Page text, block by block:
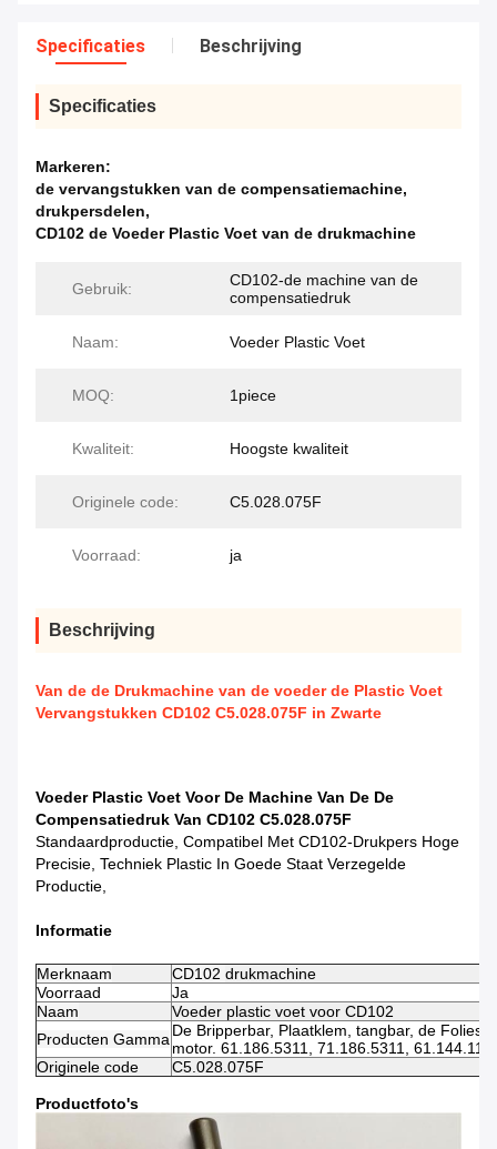
Specificaties Beschrijving
Specificaties
Markeren:
de vervangstukken van de compensatiemachine,
drukpersdelen,
CD102 de Voeder Plastic Voet van de drukmachine
Gebruik:
CD102-de machine van de
compensatiedruk
Naam: Voeder Plastic Voet
MOQ: 1piece
Kwaliteit: Hoogste kwaliteit
Originele code: C5.028.075F
Voorraad: ja
Beschrijving
Van de de Drukmachine van de voeder de Plastic Voet
Vervangstukken CD102 C5.028.075F in Zwarte
Voeder Plastic Voet Voor De Machine Van De De
Compensatiedruk Van CD102 C5.028.075F
Standaardproductie, Compatibel Met CD102-Drukpers Hoge
Precisie, Techniek Plastic In Goede Staat Verzegelde
Productie,
Informatie
Merknaam CD102 drukmachine
Voorraad
Ja
Naam
Voeder plastic voet voor CD102
Producten GammaDe Bripperbar, Plaatklem, tangbar, de Folies
motor. 61.186.5311, 71.186.5311,
Originele code
C5.028.075F
Productfoto's